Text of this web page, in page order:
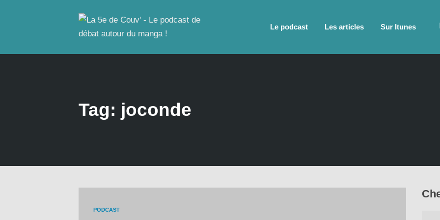
Le podcast Les articles Sur Itunes
Tag: joconde
PODCAST